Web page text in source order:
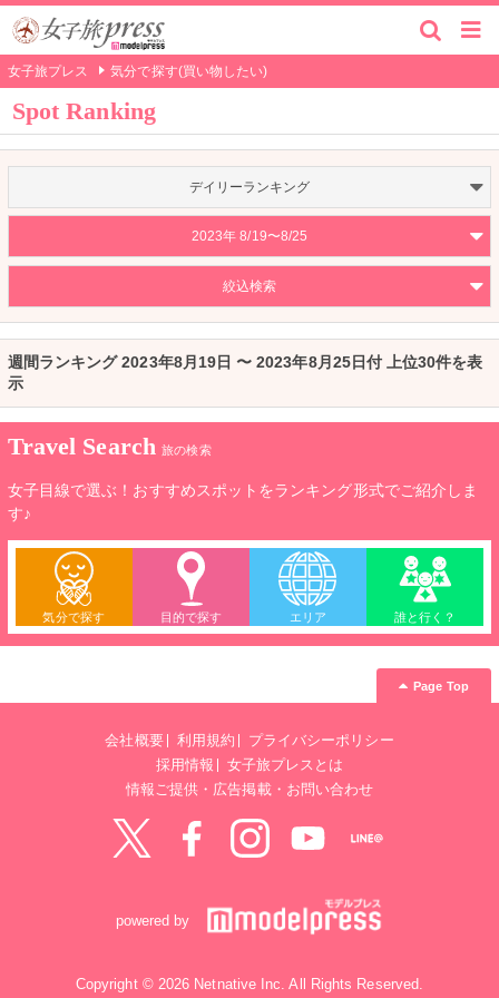
女子旅プレス 気分で探す(買い物したい)
Spot Ranking
デイリーランキング
2023年 8/19〜8/25
絞込検索
週間ランキング 2023年8月19日 〜 2023年8月25日付 上位30件を表
示
Travel Search 旅の検索
女子目線で選ぶ！おすすめスポットをランキング形式でご紹介しま
す♪
気分で探す 目的で探す エリア 誰と行く？
Page Top
会社概要 利用規約
プライバシーポリシー
採用情報
女子旅プレスとは
情報ご提供・広告掲載・お問い合わせ
powered by
Copyright © 2026 Netnative Inc. All Rights Reserved.